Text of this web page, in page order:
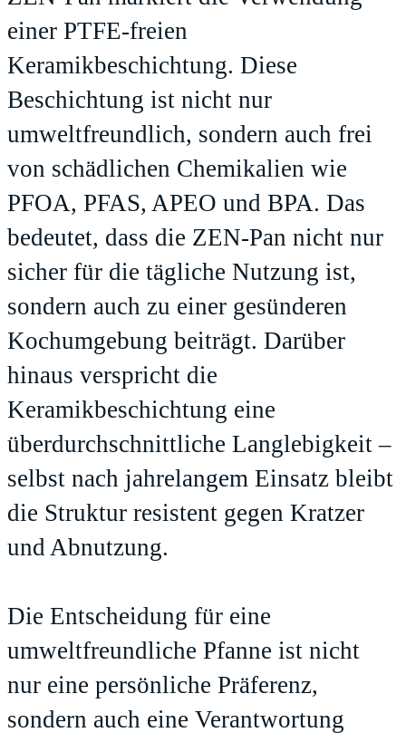
einer PTFE-freien
Keramikbeschichtung. Diese
Beschichtung ist nicht nur
umweltfreundlich, sondern auch frei
von schädlichen Chemikalien wie
PFOA, PFAS, APEO und BPA. Das
bedeutet, dass die ZEN-Pan nicht nur
sicher für die tägliche Nutzung ist,
sondern auch zu einer gesünderen
Kochumgebung beiträgt. Darüber
hinaus verspricht die
Keramikbeschichtung eine
überdurchschnittliche Langlebigkeit –
selbst nach jahrelangem Einsatz bleibt
die Struktur resistent gegen Kratzer
und Abnutzung.
Die Entscheidung für eine
umweltfreundliche Pfanne ist nicht
nur eine persönliche Präferenz,
sondern auch eine Verantwortung